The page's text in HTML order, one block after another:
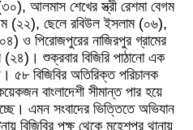
আলমাস শেখের স্ত্রী রেশমা বেগম
(২২), ছেলে রবিউল ইসলাম (০৬),
ও পিরোজপুরের নাজিরপুর গ্রামের
(২৪)। শুক্রবার বিজিরি পাঠানো এক
৫৮ বিজিবির অতিরিক্ত পরিচালক
বাংলাদেশী সীমান্ত পার হয়ে
এমন সংবাদের ভিত্তিতে অভিযান
বিজিবির পক্ষ থেকে মহেশপুর থানায়